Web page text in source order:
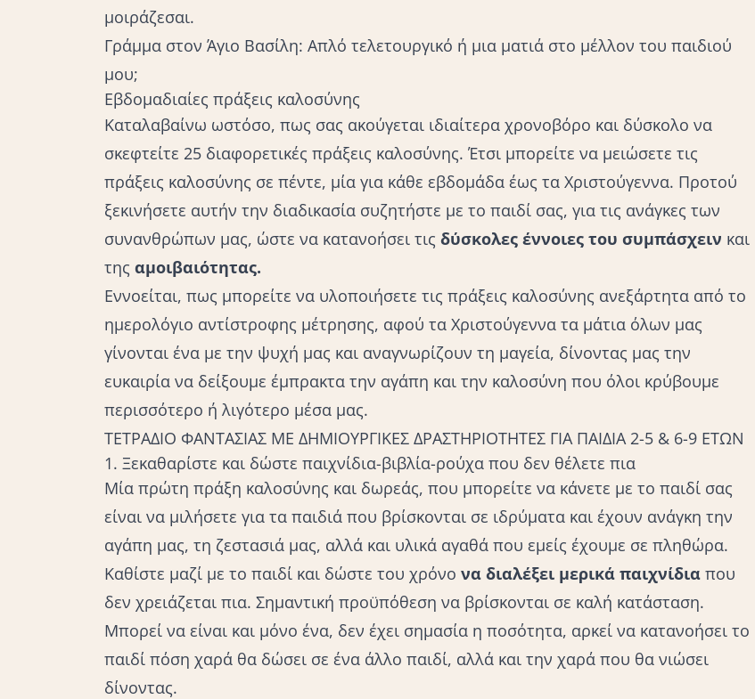
μοιράζεσαι.
Γράμμα στον Άγιο Βασίλη: Απλό τελετουργικό ή μια ματιά στο μέλλον του παιδιού
μου;
Εβδομαδιαίες πράξεις καλοσύνης
Καταλαβαίνω ωστόσο, πως σας ακούγεται ιδιαίτερα χρονοβόρο και δύσκολο να
σκεφτείτε 25 διαφορετικές πράξεις καλοσύνης. Έτσι μπορείτε να μειώσετε τις
πράξεις καλοσύνης σε πέντε, μία για κάθε εβδομάδα έως τα Χριστούγεννα. Προτού
ξεκινήσετε αυτήν την διαδικασία συζητήστε με το παιδί σας, για τις ανάγκες των
συνανθρώπων μας, ώστε να κατανοήσει τις δύσκολες έννοιες του συμπάσχειν και
της αμοιβαιότητας.
Εννοείται, πως μπορείτε να υλοποιήσετε τις πράξεις καλοσύνης ανεξάρτητα από το
ημερολόγιο αντίστροφης μέτρησης, αφού τα Χριστούγεννα τα μάτια όλων μας
γίνονται ένα με την ψυχή μας και αναγνωρίζουν τη μαγεία, δίνοντας μας την
ευκαιρία να δείξουμε έμπρακτα την αγάπη και την καλοσύνη που όλοι κρύβουμε
περισσότερο ή λιγότερο μέσα μας.
ΤΕΤΡΑΔΙΟ ΦΑΝΤΑΣΙΑΣ ΜΕ ΔΗΜΙΟΥΡΓΙΚΕΣ ΔΡΑΣΤΗΡΙΟΤΗΤΕΣ ΓΙΑ ΠΑΙΔΙΑ 2-5 & 6-9 ΕΤΩΝ
1. Ξεκαθαρίστε και δώστε παιχνίδια-βιβλία-ρούχα που δεν θέλετε πια
Μία πρώτη πράξη καλοσύνης και δωρεάς, που μπορείτε να κάνετε με το παιδί σας
είναι να μιλήσετε για τα παιδιά που βρίσκονται σε ιδρύματα και έχουν ανάγκη την
αγάπη μας, τη ζεστασιά μας, αλλά και υλικά αγαθά που εμείς έχουμε σε πληθώρα.
Καθίστε μαζί με το παιδί και δώστε του χρόνο να διαλέξει μερικά παιχνίδια που
δεν χρειάζεται πια. Σημαντική προϋπόθεση να βρίσκονται σε καλή κατάσταση.
Μπορεί να είναι και μόνο ένα, δεν έχει σημασία η ποσότητα, αρκεί να κατανοήσει το
παιδί πόση χαρά θα δώσει σε ένα άλλο παιδί, αλλά και την χαρά που θα νιώσει
δίνοντας.